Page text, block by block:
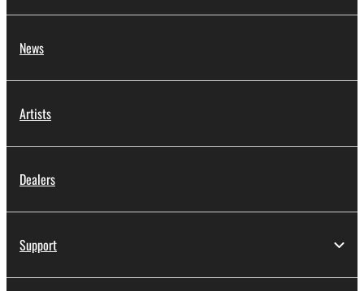
News
Artists
Dealers
Support